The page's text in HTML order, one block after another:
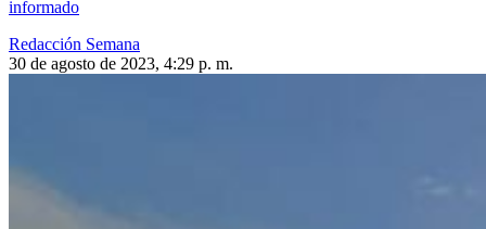
informado
Redacción Semana
30 de agosto de 2023, 4:29 p. m.